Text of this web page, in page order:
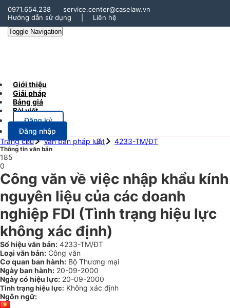
0971.654.238
service.center@caselaw.vn
Hướng dẫn sử dụng
Liên hệ
Toggle Navigation
Giới thiệu
Giải pháp
Bảng giá
Bài viết
Đăng ký
Đăng nhập
Trang chủ
Văn bản pháp luật 4233-TM/ĐT
Thông tin văn bản
185
0
Công văn về việc nhập khẩu kính
nguyên liệu của các doanh
nghiệp FDI (Tình trạng hiệu lực
không xác định)
Số hiệu văn bản: 4233-TM/ĐT
Loại văn bản: Công văn
Cơ quan ban hành: Bộ Thương mại
Ngày ban hành: 20-09-2000
Ngày có hiệu lực: 20-09-2000
Tình trạng hiệu lực: Không xác định
Ngôn ngữ: